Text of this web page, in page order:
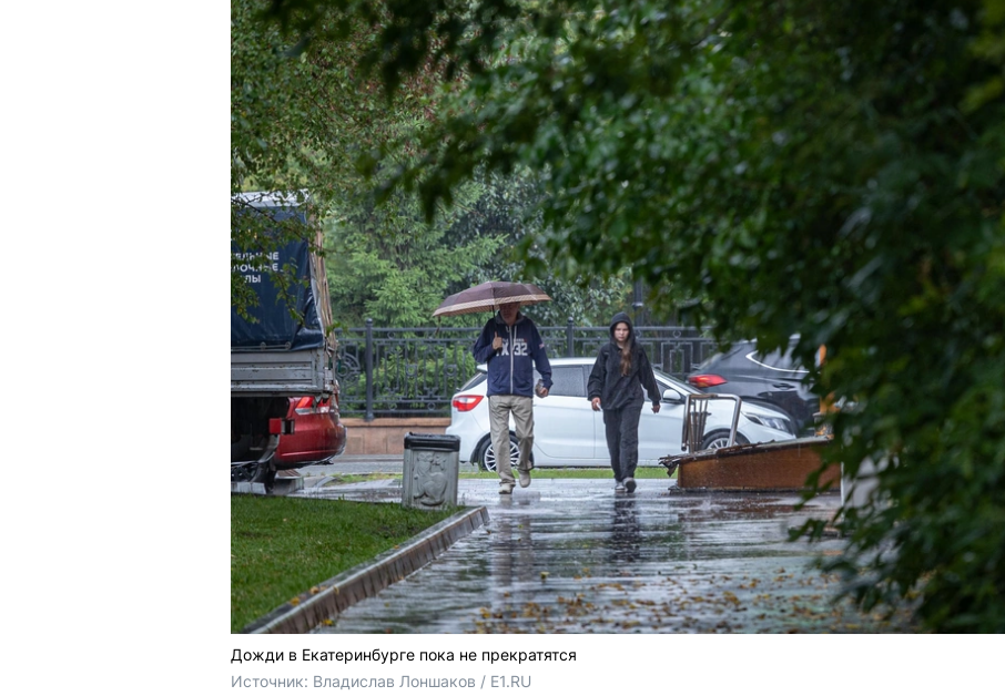
Дожди в Екатеринбурге пока не прекратятся
Источник: Владислав Лоншаков / E1.RU